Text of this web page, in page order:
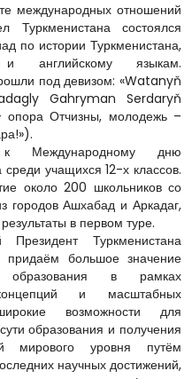
международных отношений
Туркменистана состоялся
по истории Туркменистана,
и английскому языкам.
под девизом: «Watanyň
Gahryman Serdaryň
Отчизны, молодежь –
к Международному дню
учащихся 12-х классов.
около 200 школьников со
городов Ашхабад и Аркадаг,
в первом туре.
Туркменистана
большое значение
образования в рамках
и масштабных
возможности для
образования и получения
мирового уровня путём
научных достижений,